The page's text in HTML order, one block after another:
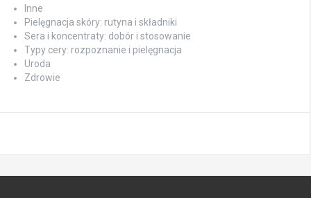
Inne
Pielęgnacja skóry: rutyna i składniki
Sera i koncentraty: dobór i stosowanie
Typy cery: rozpoznanie i pielęgnacja
Uroda
Zdrowie